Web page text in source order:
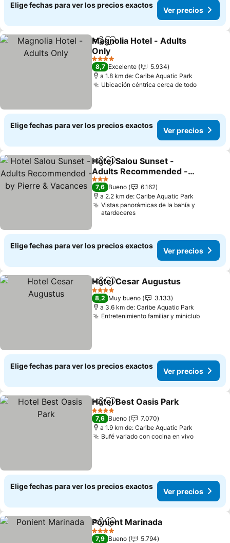
Elige fechas para ver los precios exactos
Ver precios
CompartirAgregar a favoritos
Magnolia Hotel - Adults
Only
4 Estrellas
8,7 Excelente
5.934
a 1.8 km de: Caribe Aquatic Park
Ubicación céntrica cerca de todo
Elige fechas para ver los precios exactos
Ver precios
CompartirAgregar a favoritos
Hotel Salou Sunset -
Adults Recommended -
by Pierre & Vacances
3 Estrellas
7,6 Bueno
6.162
a 2.2 km de: Caribe Aquatic Park
Vistas panorámicas de la bahía y
atardeceres
Elige fechas para ver los precios exactos
Ver precios
CompartirAgregar a favoritos
Hotel Cesar Augustus
4 Estrellas
8,2 Muy bueno
3.133
a 3.6 km de: Caribe Aquatic Park
Entretenimiento familiar y miniclub
Elige fechas para ver los precios exactos
Ver precios
CompartirAgregar a favoritos
Hotel Best Oasis Park
4 Estrellas
7,6 Bueno
7.070
a 1.9 km de: Caribe Aquatic Park
Bufé variado con cocina en vivo
Elige fechas para ver los precios exactos
Ver precios
CompartirAgregar a favoritos
Ponient Marinada
4 Estrellas
7,9 Bueno
5.794